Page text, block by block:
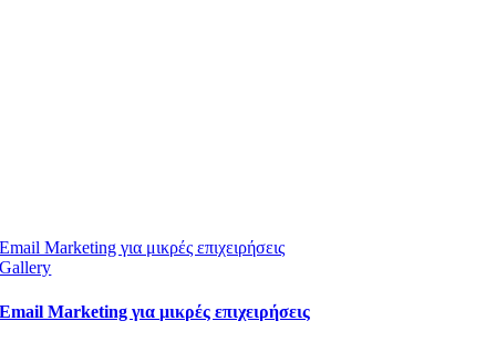
Email Marketing για μικρές επιχειρήσεις
Gallery
Email Marketing για μικρές επιχειρήσεις